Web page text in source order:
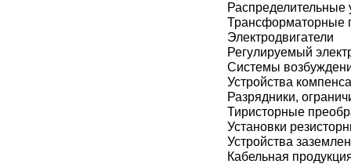
Распределительные
Трансформаторные
Электродвигатели
Регулируемый
Системы
Устройства
Разрядники,
Тиристорные
Установки
Устройства
Кабельная